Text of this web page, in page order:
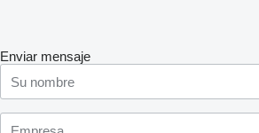
Enviar mensaje